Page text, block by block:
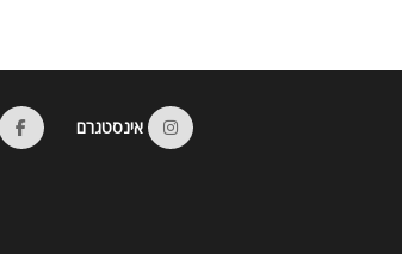
אינסטגרם